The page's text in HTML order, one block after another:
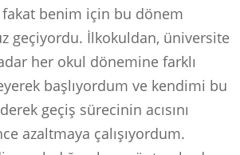
fakat benim için bu dönem
geçiyordu. İlkokuldan, üniversite
her okul dönemine farklı
başlıyordum ve kendimi bu
geçiş sürecinin acısını
azaltmaya çalışıyordum.